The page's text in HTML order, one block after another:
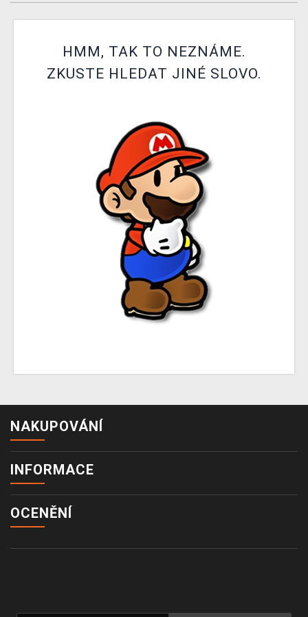
XZONE KLUB
TCG & BOARDGAME HUB
HMM, TAK TO NEZNÁME.
ZKUSTE HLEDAT JINÉ SLOVO.
NAKUPOVÁNÍ
INFORMACE
OCENĚNÍ